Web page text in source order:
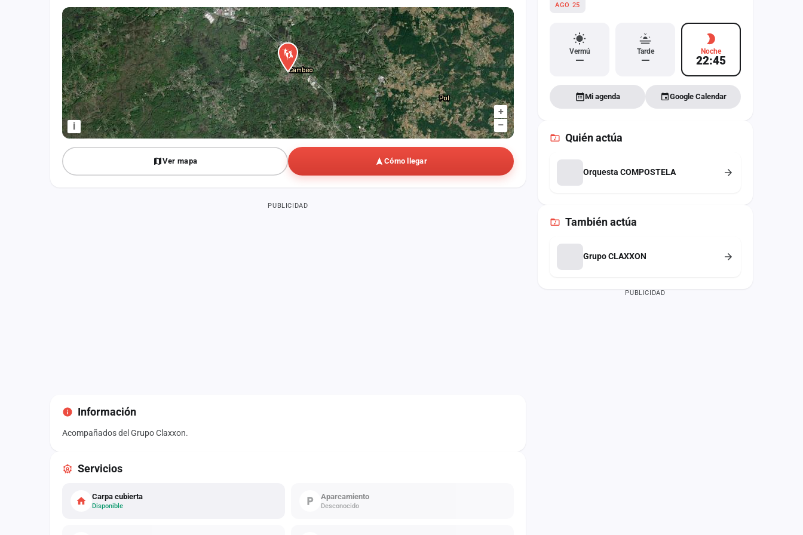
+
–
i
Ver mapa Cómo llegar
PUBLICIDAD
Información
Acompañados del Grupo Claxxon.
Servicios
Carpa cubierta
Disponible
Aparcamiento
Desconocido
AGO 25
Vermú
—
Tarde
—
Noche
22:45
Mi agenda Google Calendar
Quién actúa
Orquesta COMPOSTELA
Tambiénactúa
Grupo CLAXXON
PUBLICIDAD
Iniciar sesión
Crear cuenta